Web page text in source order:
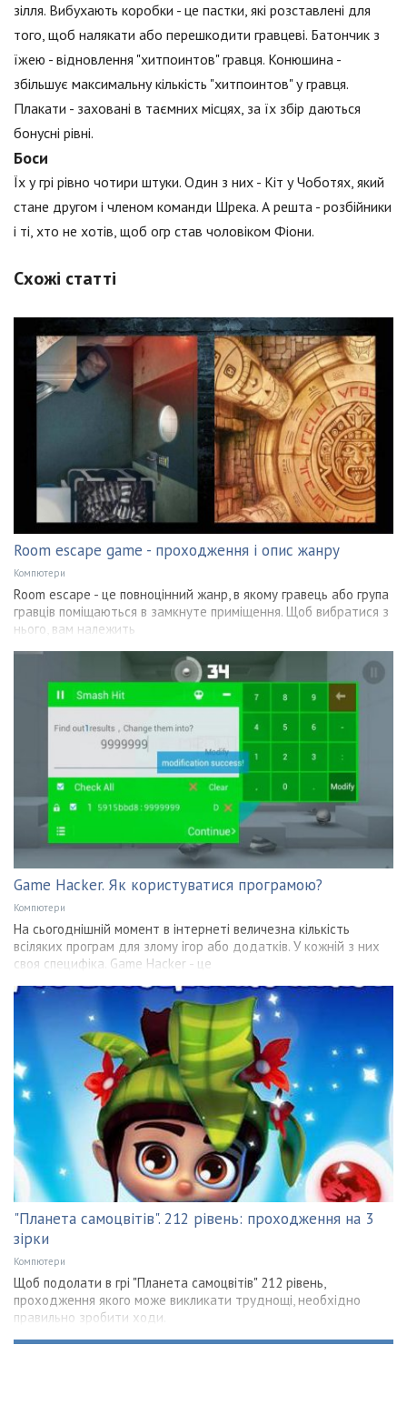
зілля. Вибухають коробки - це пастки, які розставлені для
того, щоб налякати або перешкодити гравцеві. Батончик з
їжею - відновлення "хитпоинтов" гравця. Конюшина -
збільшує максимальну кількість "хитпоинтов" у гравця.
Плакати - заховані в таємних місцях, за їх збір даються
бонусні рівні.
Боси
Їх у грі рівно чотири штуки. Один з них - Кіт у Чоботях, який
стане другом і членом команди Шрека. А решта - розбійники
і ті, хто не хотів, щоб огр став чоловіком Фіони.
Схожі статті
Room escape game - проходження і опис жанру
Компютери
Room escape - це повноцінний жанр, в якому гравець або група
гравців поміщаються в замкнуте приміщення. Щоб вибратися з
нього, вам належить
Game Hacker. Як користуватися програмою?
Компютери
На сьогоднішній момент в інтернеті величезна кількість
всіляких програм для злому ігор або додатків. У кожній з них
своя специфіка. Game Hacker - це
"Планета самоцвітів". 212 рівень: проходження на 3
зірки
Компютери
Щоб подолати в грі "Планета самоцвітів" 212 рівень,
проходження якого може викликати труднощі, необхідно
правильно зробити ходи.